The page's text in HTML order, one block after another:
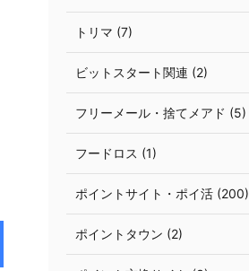
トリマ (7)
ビットスタート関連 (2)
フリーメール・捨てメアド (5)
フードロス (1)
ポイントサイト・ポイ活 (200)
ポイントタウン (2)